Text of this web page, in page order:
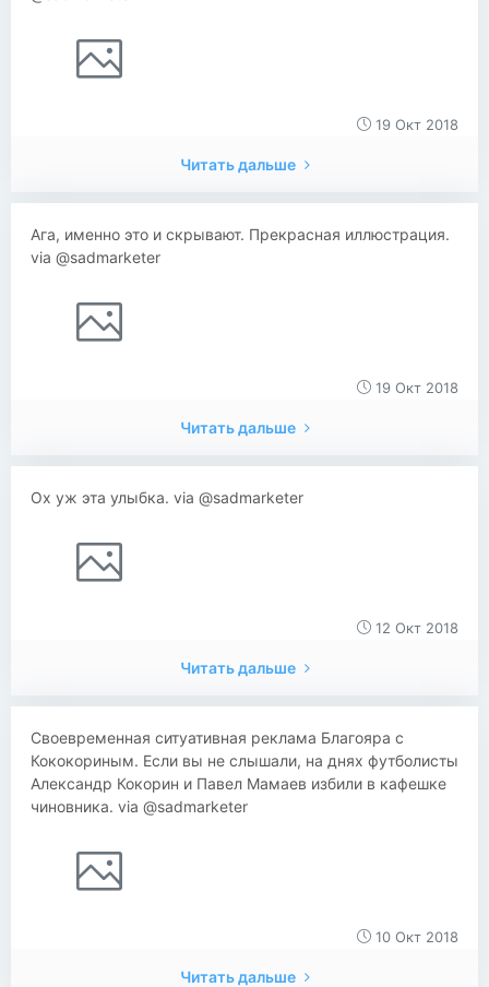
19 Окт 2018
Читать дальше
Ага, именно это и скрывают. Прекрасная иллюстрация.
via @sadmarketer
19 Окт 2018
Читать дальше
Ох уж эта улыбка. via @sadmarketer
12 Окт 2018
Читать дальше
Своевременная ситуативная реклама Благояра с
Кококориным. Если вы не слышали, на днях футболисты
Александр Кокорин и Павел Мамаев избили в кафешке
чиновника. via @sadmarketer
10 Окт 2018
Читать дальше